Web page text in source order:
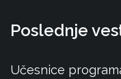
Poslednje
Učesnice